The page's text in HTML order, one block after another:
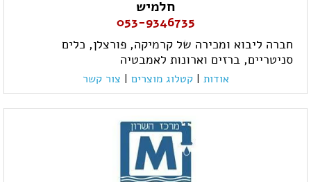
חלמיש
053-9346735
חברה ליבוא ומכירה של קרמיקה, פורצלן, כלים
סניטריים, ברזים וארונות לאמבטיה
אודות | קטלוג מוצרים | צור קשר